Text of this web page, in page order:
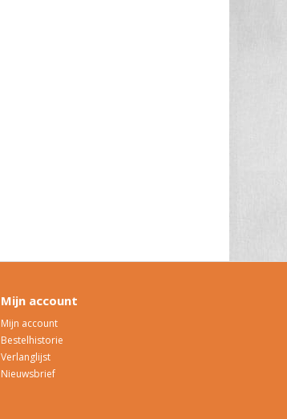
Mijn account
Mijn account
Bestelhistorie
Verlanglijst
Nieuwsbrief